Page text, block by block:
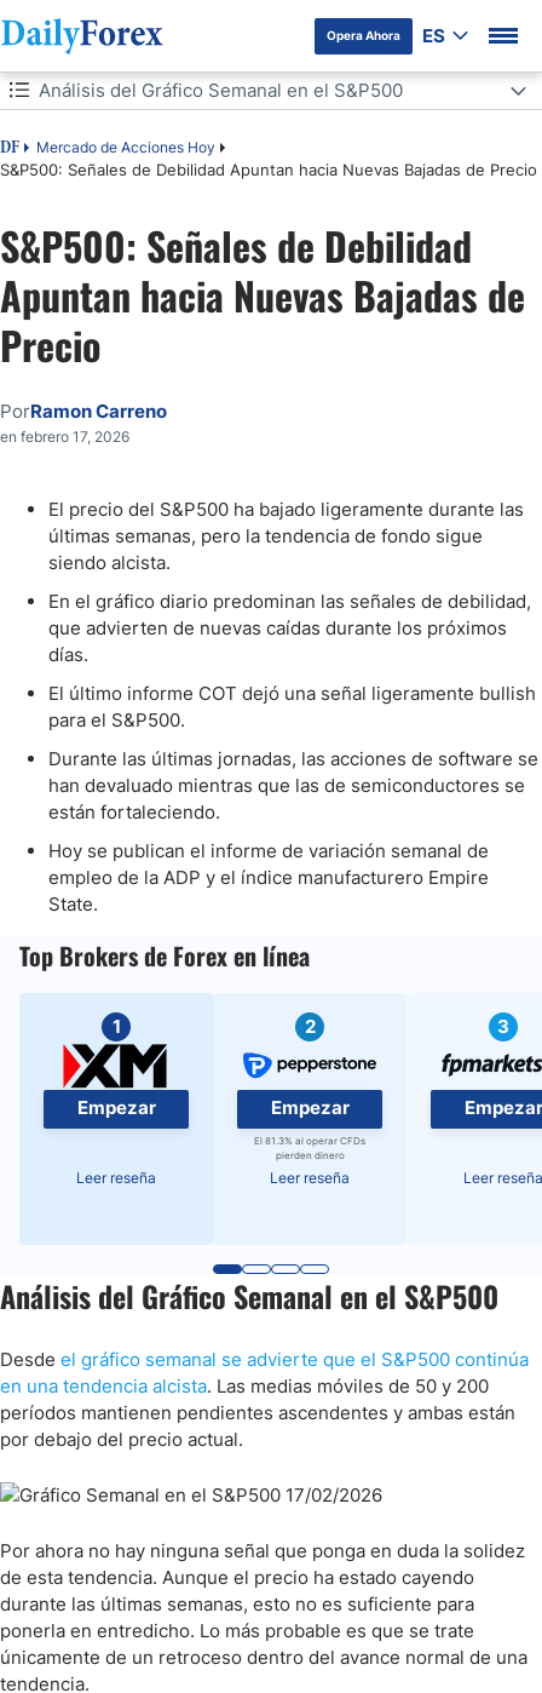
Opera Ahora ES
Tabla de contenidos
DF Mercado de Acciones Hoy
S&P500: Señales de Debilidad Apuntan hacia Nuevas Bajadas de Precio
Análisis del Gráfico Semanal en el S&P500
Análisis del Gráfico Semanal en el S&P500
Atención al Sector de la IA, las Acciones de Software y los Datos de
Empleo de ADP
Acciones del S&P500: ¿Qué Esperar de las 7 Magníficas?
S&P500: Señales de Debilidad
Apuntan hacia Nuevas Bajadas de
Precio
PorRamon Carreno
en febrero 17, 2026
El precio del S&P500 ha bajado ligeramente durante las
últimas semanas, pero la tendencia de fondo sigue
siendo alcista.
En el gráfico diario predominan las señales de debilidad,
que advierten de nuevas caídas durante los próximos
días.
El último informe COT dejó una señal ligeramente bullish
para el S&P500.
Durante las últimas jornadas, las acciones de software se
han devaluado mientras que las de semiconductores se
están fortaleciendo.
Hoy se publican el informe de variación semanal de
empleo de la ADP y el índice manufacturero Empire
State.
Top Brokers de Forex en línea
1
Empezar
Leer reseña
2
Empezar
El 81.3% al operar CFDs
pierden dinero
Leer reseña
3
Empezar
Leer reseña
Análisis del Gráfico Semanal en el S&P500
Desde el gráfico semanal se advierte que el S&P500 continúa
en una tendencia alcista. Las medias móviles de 50 y 200
períodos mantienen pendientes ascendentes y ambas están
por debajo del precio actual.
Por ahora no hay ninguna señal que ponga en duda la solidez
de esta tendencia. Aunque el precio ha estado cayendo
durante las últimas semanas, esto no es suficiente para
ponerla en entredicho. Lo más probable es que se trate
únicamente de un retroceso dentro del avance normal de una
tendencia.